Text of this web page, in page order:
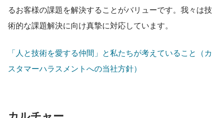
るお客様の課題を解決することがバリューです。我々は技
術的な課題解決に向け真摯に対応しています。
「人と技術を愛する仲間」と私たちが考えていること（カ
スタマーハラスメントへの当社方針）